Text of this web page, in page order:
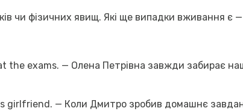
чи фізичних явищ. Які ще випадки вживання є
exams. — Олена Петрівна завжди забирає
girlfriend. — Коли Дмитро зробив домашнє